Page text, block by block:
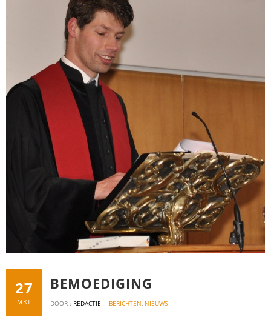
27
MRT
BEMOEDIGING
DOOR : REDACTIE BERICHTEN, NIEUWS